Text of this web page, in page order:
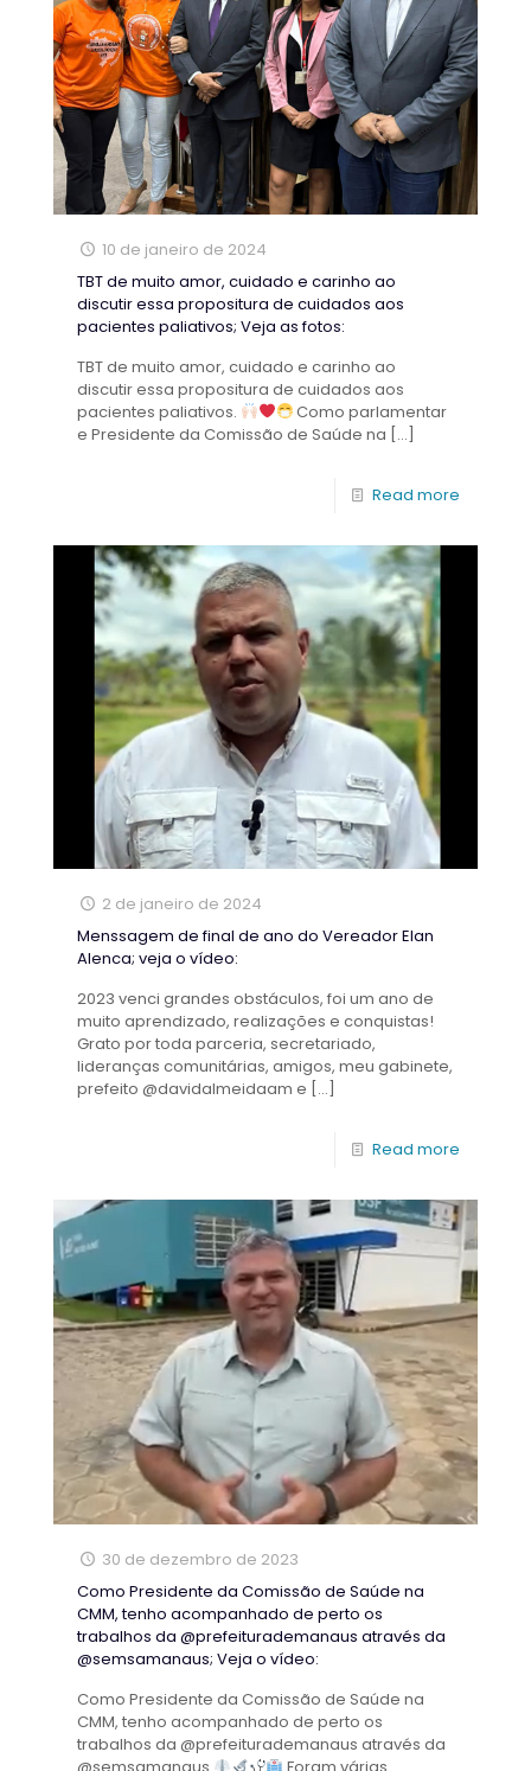
10 de janeiro de 2024
TBT de muito amor, cuidado e carinho ao
discutir essa propositura de cuidados aos
pacientes paliativos; Veja as fotos:
TBT de muito amor, cuidado e carinho ao
discutir essa propositura de cuidados aos
pacientes paliativos.
Como parlamentar
e Presidente da Comissão de Saúde na […]
Read more
2 de janeiro de 2024
Menssagem de final de ano do Vereador Elan
Alenca; veja o vídeo:
2023 venci grandes obstáculos, foi um ano de
muito aprendizado, realizações e conquistas!
Grato por toda parceria, secretariado,
lideranças comunitárias, amigos, meu gabinete,
prefeito @davidalmeidaam e […]
Read more
30 de dezembro de 2023
Como Presidente da Comissão de Saúde na
CMM, tenho acompanhado de perto os
trabalhos da @prefeiturademanaus através da
@semsamanaus; Veja o vídeo:
Como Presidente da Comissão de Saúde na
CMM, tenho acompanhado de perto os
trabalhos da @prefeiturademanaus através da